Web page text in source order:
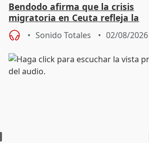
Bendodo afirma que la crisis
migratoria en Ceuta refleja la
"extrema debilidad" del Gobierno
Sonido Totales 02/08/2026